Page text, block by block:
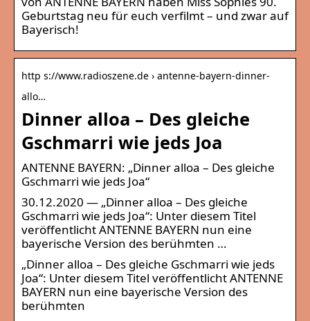
Geburtstag neu für euch verfilmt – und zwar auf
Bayerisch!
http s://www.radioszene.de › antenne-bayern-dinner-
allo…
Dinner alloa – Des gleiche
Gschmarri wie jeds Joa
ANTENNE BAYERN: „Dinner alloa – Des gleiche
Gschmarri wie jeds Joa“
30.12.2020 — „Dinner alloa – Des gleiche
Gschmarri wie jeds Joa“: Unter diesem Titel
veröffentlicht ANTENNE BAYERN nun eine
bayerische Version des berühmten …
„Dinner alloa – Des gleiche Gschmarri wie jeds
Joa“: Unter diesem Titel veröffentlicht ANTENNE
BAYERN nun eine bayerische Version des
berühmten